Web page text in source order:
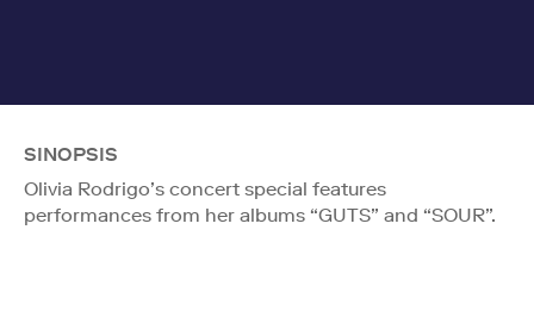
SINOPSIS
Olivia Rodrigo’s concert special features
performances from her albums “GUTS” and “SOUR”.